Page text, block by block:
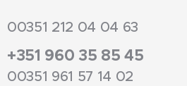
00351 212 04 04 63
+351 960 35 85 45
00351 961 57 14 02